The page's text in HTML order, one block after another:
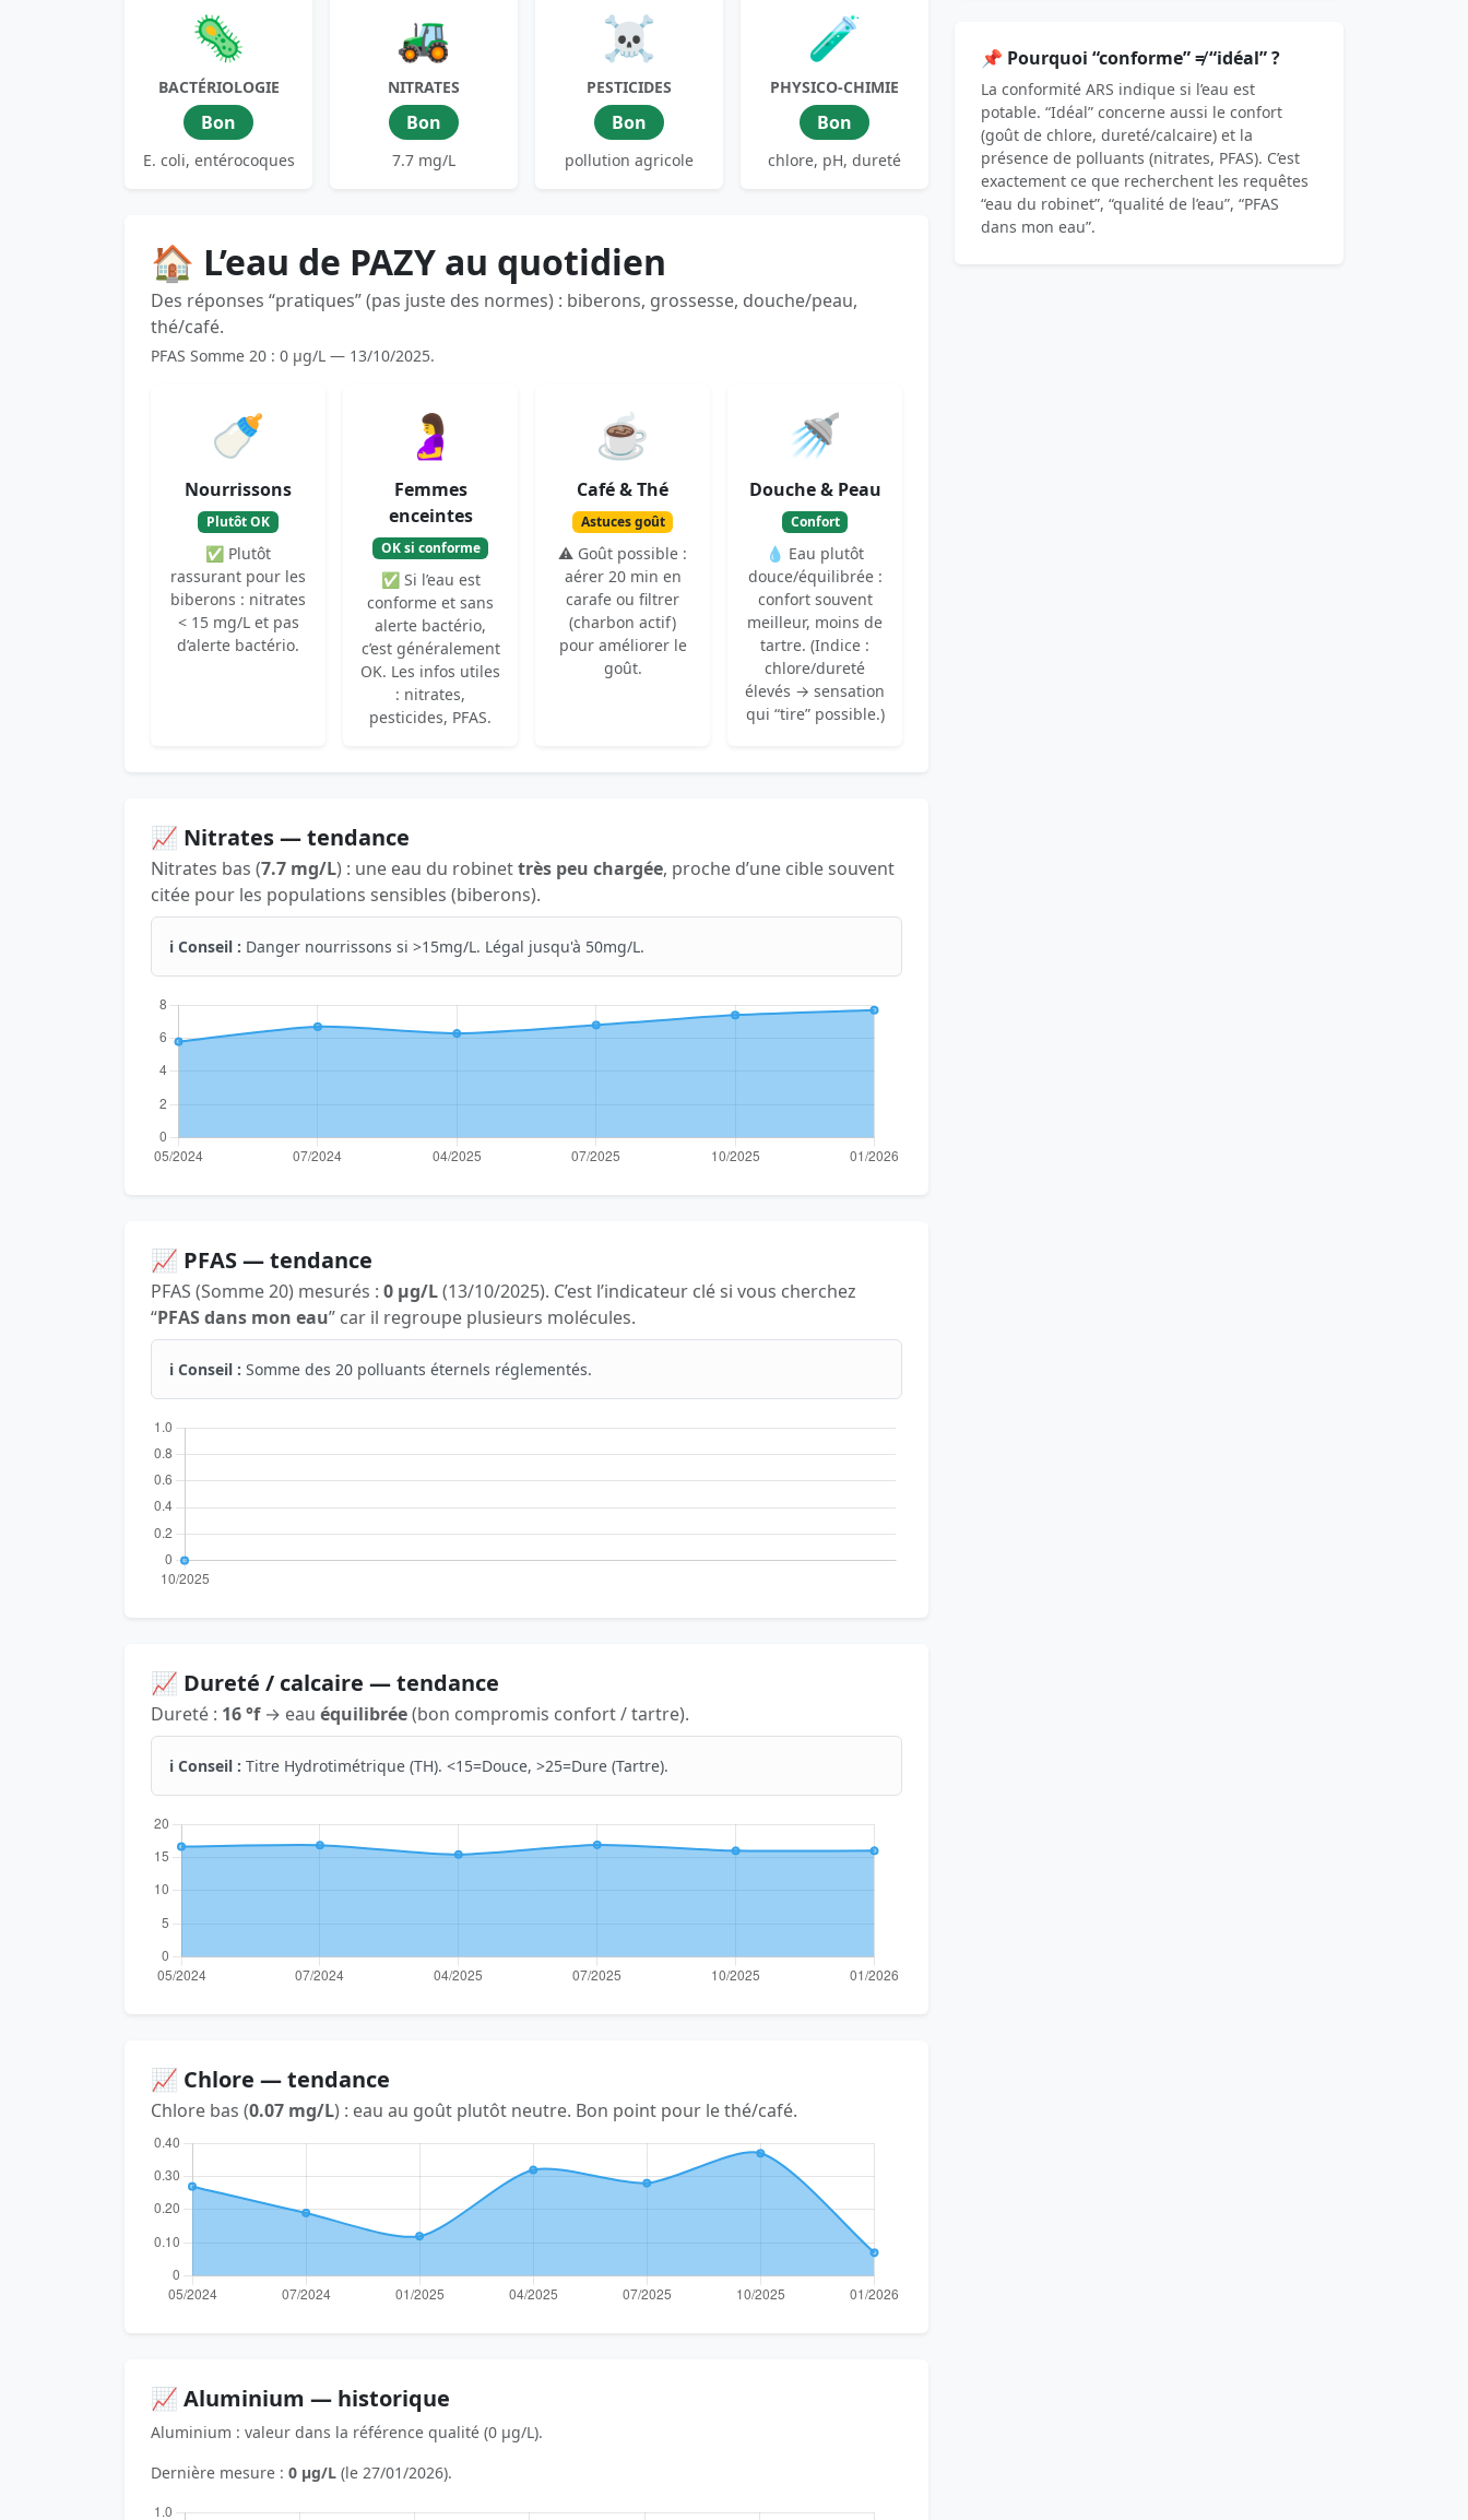
🦠
BACTÉRIOLOGIE
Bon
E. coli, entérocoques
🚜
NITRATES
Bon
7.7 mg/L
☠️
PESTICIDES
Bon
pollution agricole
🧪
PHYSICO-CHIMIE
Bon
chlore, pH, dureté
🏠 L’eau de PAZY au quotidien
Des réponses “pratiques” (pas juste des normes) : biberons, grossesse, douche/peau,
thé/café.
PFAS Somme 20 : 0 µg/L — 13/10/2025.
🍼
Nourrissons
Plutôt OK
✅ Plutôt
rassurant pour les
biberons : nitrates
< 15 mg/L et pas
d’alerte bactério.
🤰
Femmes
enceintes
OK si conforme
✅ Si l’eau est
conforme et sans
alerte bactério,
c’est généralement
OK. Les infos utiles
: nitrates,
pesticides, PFAS.
☕
Café & Thé
Astuces goût
⚠️ Goût possible :
aérer 20 min en
carafe ou filtrer
(charbon actif)
pour améliorer le
goût.
🚿
Douche & Peau
Confort
💧 Eau plutôt
douce/équilibrée :
confort souvent
meilleur, moins de
tartre. (Indice :
chlore/dureté
élevés → sensation
qui “tire” possible.)
📈 Nitrates — tendance
Nitrates bas (7.7 mg/L) : une eau du robinettrès peu chargée, proche d’une cible souvent
citée pour les populations sensibles (biberons).
ℹ️ Conseil : Danger nourrissons si >15mg/L. Légal jusqu'à 50mg/L.
📈 PFAS — tendance
PFAS (Somme 20) mesurés : 0 µg/L(13/10/2025). C’est l’indicateur clé si vous cherchez
“PFAS dans mon eau” car il regroupe plusieurs molécules.
ℹ️ Conseil : Somme des 20 polluants éternels réglementés.
📈 Dureté / calcaire — tendance
Dureté : 16 °f→ eau équilibrée(bon compromis confort / tartre).
ℹ️ Conseil : Titre Hydrotimétrique (TH). <15=Douce, >25=Dure (Tartre).
📈 Chlore — tendance
Chlore bas (0.07 mg/L) : eau au goût plutôt neutre. Bon point pour le thé/café.
📈 Aluminium — historique
Aluminium : valeur dans la référence qualité (0 µg/L).
Dernière mesure : 0 µg/L (le 27/01/2026).
📌 Pourquoi “conforme” ≠ “idéal” ?
La conformité ARS indique si l’eau est
potable. “Idéal” concerne aussi le confort
(goût de chlore, dureté/calcaire) et la
présence de polluants (nitrates, PFAS). C’est
exactement ce que recherchent les requêtes
“eau du robinet”, “qualité de l’eau”, “PFAS
dans mon eau”.